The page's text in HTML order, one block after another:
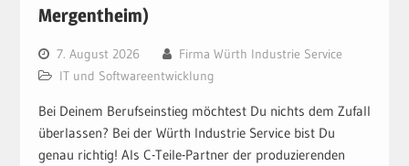
Mergentheim)
7. August 2026
Firma Würth Industrie Service
IT und Softwareentwicklung
Bei Deinem Berufseinstieg möchtest Du nichts dem Zufall
überlassen? Bei der Würth Industrie Service bist Du
genau richtig! Als C-Teile-Partner der produzierenden